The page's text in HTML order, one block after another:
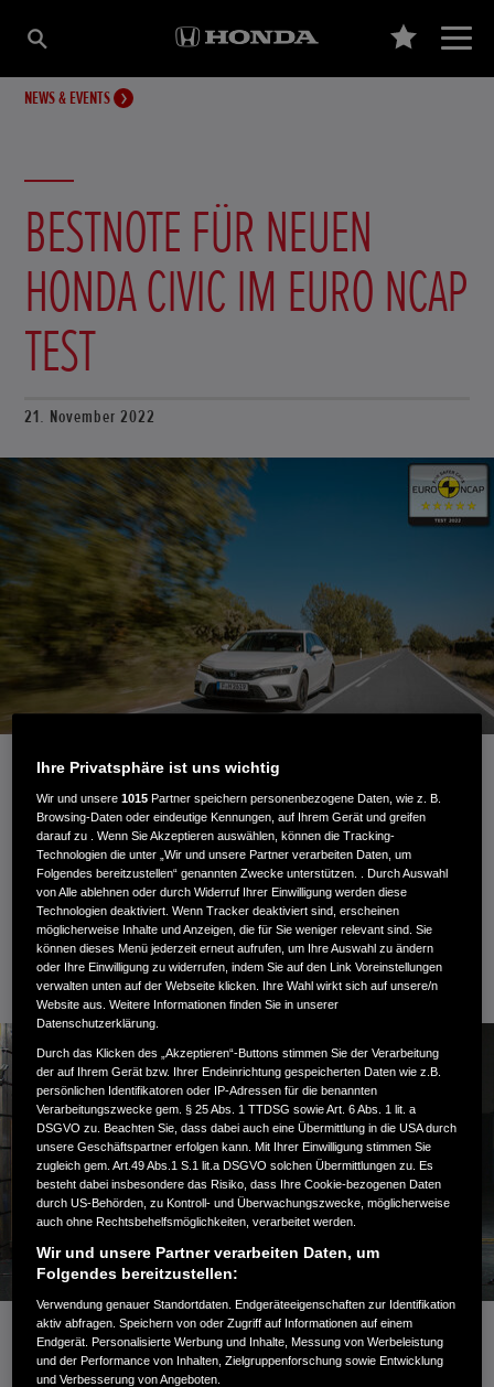
NEWS & EVENTS
BESTNOTE FÜR NEUEN
HONDA CIVIC IM EURO NCAP
TEST
21. November 2022
Optimierte Honda SENSING Systeme mit
Sonarsensoren und Weitwinkelkamera
Strukturelle Verstärkungen verbessern Schutz bei Front-,
Heck- und Seitenaufprall
Insassensicherheit und Fußgängerschutz auf höchstem
Niveau
Bestnote für den Honda Civic e:HEV: Die neue
Generation des Fahrzeugs hat bei den jüngsten Euro
Ihre Privatsphäre ist uns wichtig
Wir und unsere1015 Partner speichern personenbezogene Daten, wie z. B.
Browsing-Daten oder eindeutige Kennungen, auf Ihrem Gerät und greifen
darauf zu . Wenn Sie Akzeptieren auswählen, können die Tracking-
Technologien die unter „Wir und unsere Partner verarbeiten Daten, um
Folgendes bereitzustellen“ genannten Zwecke unterstützen. . Durch Auswahl
von Alle ablehnen oder durch Widerruf Ihrer Einwilligung werden diese
Technologien deaktiviert. Wenn Tracker deaktiviert sind, erscheinen
möglicherweise Inhalte und Anzeigen, die für Sie weniger relevant sind. Sie
können dieses Menü jederzeit erneut aufrufen, um Ihre Auswahl zu ändern
oder Ihre Einwilligung zu widerrufen, indem Sie auf den Link Voreinstellungen
verwalten unten auf der Webseite klicken. Ihre Wahl wirkt sich auf unsere/n
Website aus. Weitere Informationen finden Sie in unserer
Datenschutzerklärung.
Durch das Klicken des „Akzeptieren“-Buttons stimmen Sie der Verarbeitung
der auf Ihrem Gerät bzw. Ihrer Endeinrichtung gespeicherten Daten wie z.B.
persönlichen Identifikatoren oder IP-Adressen für die benannten
Verarbeitungszwecke gem. § 25 Abs. 1 TTDSG sowie Art. 6 Abs. 1 lit. a
DSGVO zu. Beachten Sie, dass dabei auch eine Übermittlung in die USA durch
unsere Geschäftspartner erfolgen kann. Mit Ihrer Einwilligung stimmen Sie
zugleich gem. Art.49 Abs.1 S.1 lit.a DSGVO solchen Übermittlungen zu. Es
besteht dabei insbesondere das Risiko, dass Ihre Cookie-bezogenen Daten
durch US-Behörden, zu Kontroll- und Überwachungszwecke, möglicherweise
auch ohne Rechtsbehelfsmöglichkeiten, verarbeitet werden.
Wir und unsere Partner verarbeiten Daten, um
Folgendes bereitzustellen:
Verwendung genauer Standortdaten. Endgeräteeigenschaften zur Identifikation
aktiv abfragen. Speichern von oder Zugriff auf Informationen auf einem
Endgerät. Personalisierte Werbung und Inhalte, Messung von Werbeleistung
und der Performance von Inhalten, Zielgruppenforschung sowie Entwicklung
und Verbesserung von Angeboten.